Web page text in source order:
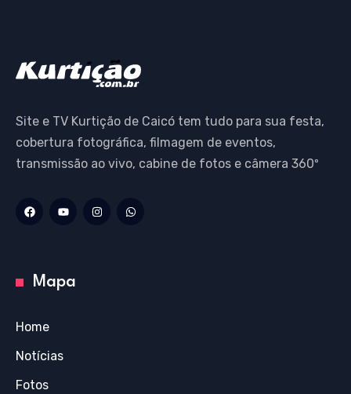
Site e TV Kurtição de Caicó tem tudo para sua festa,
cobertura fotográfica, filmagem de eventos,
transmissão ao vivo, cabine de fotos e câmera 360º
Mapa
Home
Notícias
Fotos